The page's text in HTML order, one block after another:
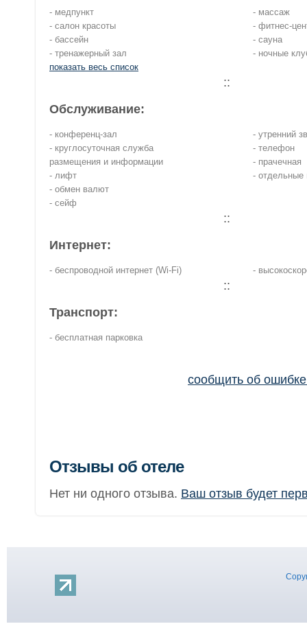
- медпункт
- салон красоты
- бассейн
- тренажерный зал
показать весь список
- массаж
- фитнес-
- сауна
- ночные
::
Обслуживание:
- конференц-зал
- круглосуточная служба
размещения и информации
- лифт
- обмен валют
- сейф
- утренний
- телефон
- прачечная
- отдельные
::
Интернет:
- беспроводной интернет (Wi-Fi) -
::
Транспорт:
- бесплатная парковка
сообщить об
Отзывы об отеле
Нет ни одного отзыва. Ваш отзыв будет